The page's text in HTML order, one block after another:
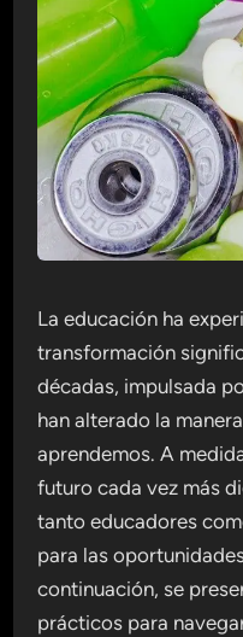
La educación ha
transformación
décadas, impulsada
han alterado la
aprendemos. A
futuro cada vez más
tanto educadores
para las
continuación, se
prácticos para